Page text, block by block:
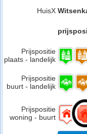
HuisX
Prijspositie
plaats - landelijk
Prijspositie
buurt - landelijk
Prijspositie
woning - buurt